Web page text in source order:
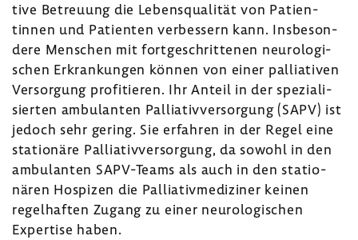
tive Betreuung die Lebens­qua­lität von Pati­en­
tinnen und Pati­enten verbes­sern kann. Insbe­son­
dere Menschen mit fort­ge­schrit­tenen neuro­lo­gi­
schen Erkran­kungen können von einer pallia­tiven
Versor­gung profi­tieren. Ihr Anteil in der spezia­li­
sierten ambu­lanten Pallia­tiv­ver­sor­gung (SAPV) ist
jedoch sehr gering. Sie erfahren in der Regel eine
statio­näre Pallia­tiv­ver­sor­gung, da sowohl in den
ambu­lanten SAPV-​Teams als auch in den statio­
nären Hospizen die Pallia­tiv­me­di­ziner keinen
regel­haften Zugang zu einer neuro­lo­gi­schen
Exper­tise haben.